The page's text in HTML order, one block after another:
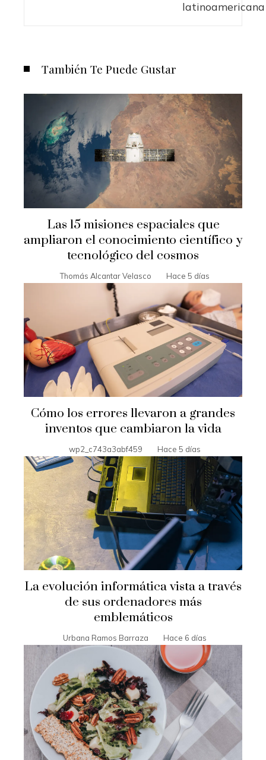
También Te Puede Gustar
Las 15 misiones espaciales que
ampliaron el conocimiento científico y
tecnológico del cosmos
Thomás Alcantar Velasco Hace 5 días
Cómo los errores llevaron a grandes
inventos que cambiaron la vida
wp2_c743a3abf459 Hace 5 días
La evolución informática vista a través
de sus ordenadores más
emblemáticos
Urbana Ramos Barraza Hace 6 días